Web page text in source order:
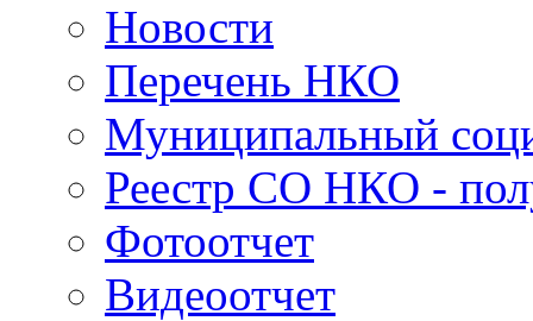
Новости
Перечень НКО
Муниципальный
Реестр СО НКО -
Фотоотчет
Видеоотчет